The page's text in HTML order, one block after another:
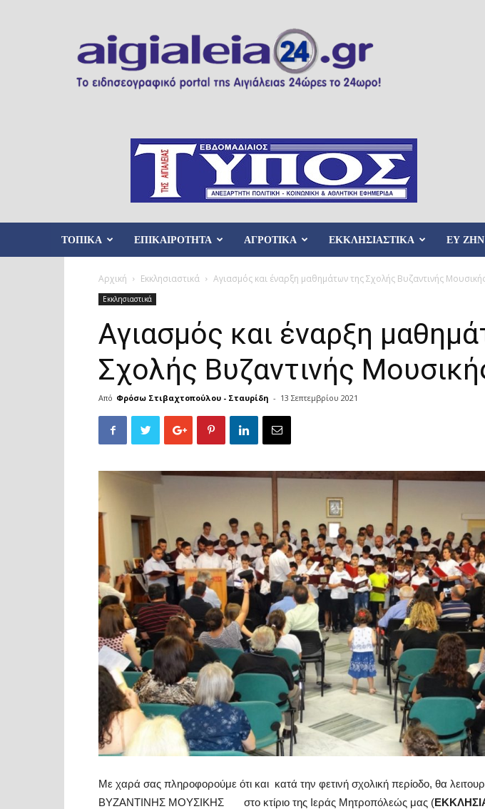
ΤΟΠΙΚΑ ΕΠΙΚΑΙΡΟΤΗΤΑ ΑΓΡΟΤΙΚΑ ΕΚΚΛΗΣΙΑΣΤΙΚΑ ΕΥ ΖΗΝ
Αρχική Εκκλησιαστικά Αγιασμός και έναρξη μαθημάτων της Σχολής Βυζαντινής
Εκκλησιαστικά
Αγιασμός και έναρξη
Σχολής Βυζαντινής
Από Φρόσω Στιβαχτοπούλου - Σταυρίδη - 13 Σεπτεμβρίου 2021
Με χαρά σας πληροφορούμε ότι και κατά την φετινή σχολική περίοδο, θα
ΒΥΖΑΝΤΙΝΗΣ ΜΟΥΣΙΚΗΣ στο κτίριο της Ιεράς Μητροπόλεώς μας (